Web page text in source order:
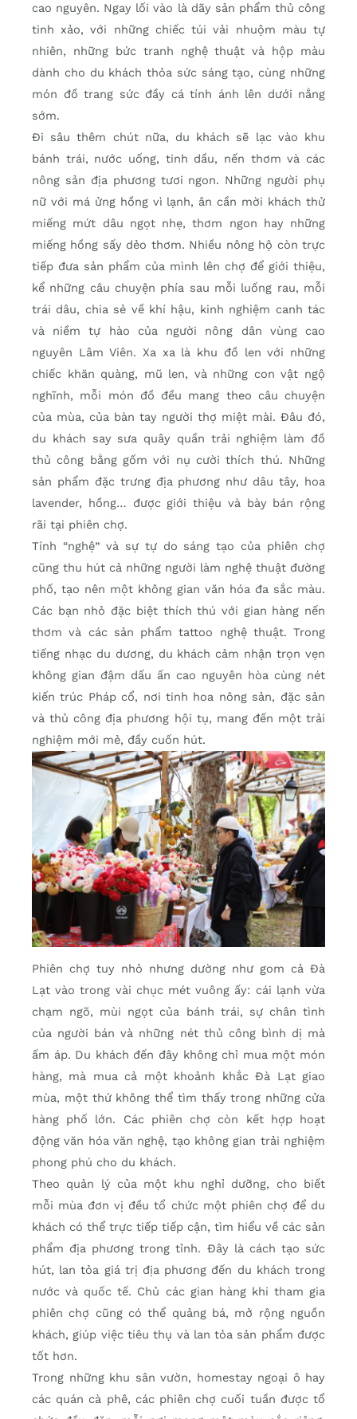
cao nguyên. Ngay lối vào là dãy sản phẩm thủ công
tinh xảo, với những chiếc túi vải nhuộm màu tự
nhiên, những bức tranh nghệ thuật và hộp màu
dành cho du khách thỏa sức sáng tạo, cùng những
món đồ trang sức đầy cá tính ánh lên dưới nắng
sớm.
Đi sâu thêm chút nữa, du khách sẽ lạc vào khu
bánh trái, nước uống, tinh dầu, nến thơm và các
nông sản địa phương tươi ngon. Những người phụ
nữ với má ửng hồng vì lạnh, ân cần mời khách thử
miếng mứt dâu ngọt nhẹ, thơm ngon hay những
miếng hồng sấy dẻo thơm. Nhiều nông hộ còn trực
tiếp đưa sản phẩm của mình lên chợ để giới thiệu,
kể những câu chuyện phía sau mỗi luống rau, mỗi
trái dâu, chia sẻ về khí hậu, kinh nghiệm canh tác
và niềm tự hào của người nông dân vùng cao
nguyên Lâm Viên. Xa xa là khu đồ len với những
chiếc khăn quàng, mũ len, và những con vật ngộ
nghĩnh, mỗi món đồ đều mang theo câu chuyện
của mùa, của bàn tay người thợ miệt mài. Đâu đó,
du khách say sưa quây quần trải nghiệm làm đồ
thủ công bằng gốm với nụ cười thích thú. Những
sản phẩm đặc trưng địa phương như dâu tây, hoa
lavender, hồng… được giới thiệu và bày bán rộng
rãi tại phiên chợ.
Tính “nghệ” và sự tự do sáng tạo của phiên chợ
cũng thu hút cả những người làm nghệ thuật đường
phố, tạo nên một không gian văn hóa đa sắc màu.
Các bạn nhỏ đặc biệt thích thú với gian hàng nến
thơm và các sản phẩm tattoo nghệ thuật. Trong
tiếng nhạc du dương, du khách cảm nhận trọn vẹn
không gian đậm dấu ấn cao nguyên hòa cùng nét
kiến trúc Pháp cổ, nơi tinh hoa nông sản, đặc sản
và thủ công địa phương hội tụ, mang đến một trải
nghiệm mới mẻ, đầy cuốn hút.
Phiên chợ tuy nhỏ nhưng dường như gom cả Đà
Lạt vào trong vài chục mét vuông ấy: cái lạnh vừa
chạm ngõ, mùi ngọt của bánh trái, sự chân tình
của người bán và những nét thủ công bình dị mà
ấm áp. Du khách đến đây không chỉ mua một món
hàng, mà mua cả một khoảnh khắc Đà Lạt giao
mùa, một thứ không thể tìm thấy trong những cửa
hàng phố lớn. Các phiên chợ còn kết hợp hoạt
động văn hóa văn nghệ, tạo không gian trải nghiệm
phong phú cho du khách.
Theo quản lý của một khu nghỉ dưỡng, cho biết
mỗi mùa đơn vị đều tổ chức một phiên chợ để du
khách có thể trực tiếp tiếp cận, tìm hiểu về các sản
phẩm địa phương trong tỉnh. Đây là cách tạo sức
hút, lan tỏa giá trị địa phương đến du khách trong
nước và quốc tế. Chủ các gian hàng khi tham gia
phiên chợ cũng có thể quảng bá, mở rộng nguồn
khách, giúp việc tiêu thụ và lan tỏa sản phẩm được
tốt hơn.
Trong những khu sân vườn, homestay ngoại ô hay
các quán cà phê, các phiên chợ cuối tuần được tổ